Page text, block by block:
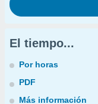
El tiempo...
Por horas
PDF
Más información